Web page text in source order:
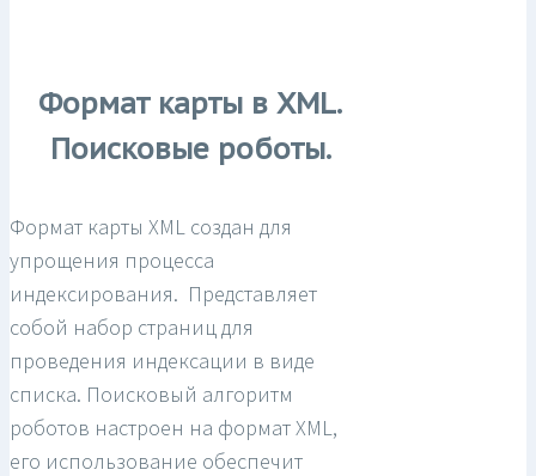
Формат карты в XML.
Поисковые роботы.
Формат карты XML создан для
упрощения процесса
индексирования. Представляет
собой набор страниц для
проведения индексации в виде
списка. Поисковый алгоритм
роботов настроен на формат XML,
его использование обеспечит